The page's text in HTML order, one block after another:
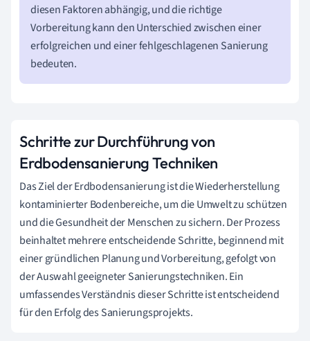
diesen Faktoren abhängig, und die richtige
Vorbereitung kann den Unterschied zwischen einer
erfolgreichen und einer fehlgeschlagenen Sanierung
bedeuten.
Schritte zur Durchführung von
Erdbodensanierung Techniken
Das Ziel der Erdbodensanierung ist die Wiederherstellung
kontaminierter Bodenbereiche, um die Umwelt zu schützen
und die Gesundheit der Menschen zu sichern. Der Prozess
beinhaltet mehrere entscheidende Schritte, beginnend mit
einer gründlichen Planung und Vorbereitung, gefolgt von
der Auswahl geeigneter Sanierungstechniken. Ein
umfassendes Verständnis dieser Schritte ist entscheidend
für den Erfolg des Sanierungsprojekts.